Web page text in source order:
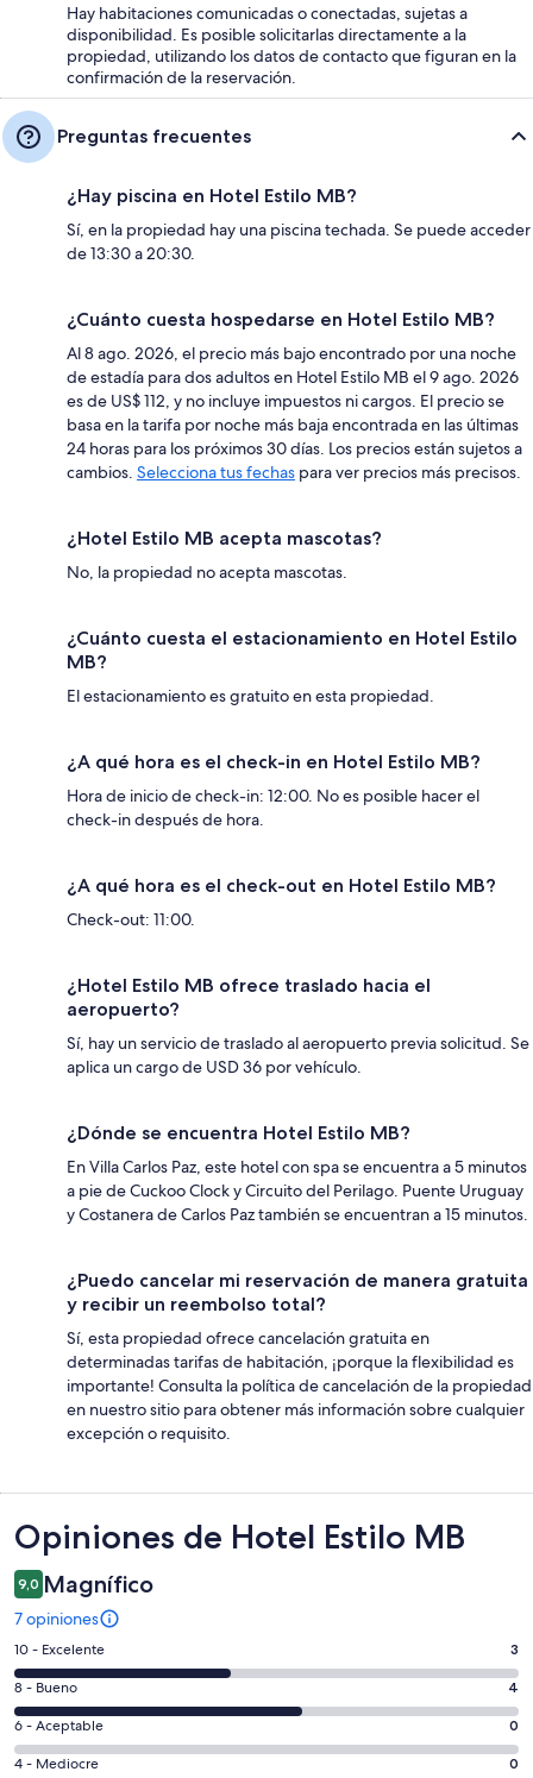
Hay habitaciones comunicadas o conectadas, sujetas a
disponibilidad. Es posible solicitarlas directamente a la
propiedad, utilizando los datos de contacto que figuran en la
confirmación de la reservación.
Preguntas frecuentes
¿Hay piscina en Hotel Estilo MB?
Sí, en la propiedad hay una piscina techada. Se puede acceder
de 13:30 a 20:30.
¿Cuánto cuesta hospedarse en Hotel Estilo MB?
Al 8 ago. 2026, el precio más bajo encontrado por una noche
de estadía para dos adultos en Hotel Estilo MB el 9 ago. 2026
es de US$ 112, y no incluye impuestos ni cargos. El precio se
basa en la tarifa por noche más baja encontrada en las últimas
24 horas para los próximos 30 días. Los precios están sujetos a
cambios. Selecciona tus fechas para ver precios más precisos.
¿Hotel Estilo MB acepta mascotas?
No, la propiedad no acepta mascotas.
¿Cuánto cuesta el estacionamiento en Hotel Estilo
MB?
El estacionamiento es gratuito en esta propiedad.
¿A qué hora es el check-in en Hotel Estilo MB?
Hora de inicio de check-in: 12:00. No es posible hacer el
check-in después de hora.
¿A qué hora es el check-out en Hotel Estilo MB?
Check-out: 11:00.
¿Hotel Estilo MB ofrece traslado hacia el
aeropuerto?
Sí, hay un servicio de traslado al aeropuerto previa solicitud. Se
aplica un cargo de USD 36 por vehículo.
¿Dónde se encuentra Hotel Estilo MB?
En Villa Carlos Paz, este hotel con spa se encuentra a 5 minutos
a pie de Cuckoo Clock y Circuito del Perilago. Puente Uruguay
y Costanera de Carlos Paz también se encuentran a 15 minutos.
¿Puedo cancelar mi reservación de manera gratuita
y recibir un reembolso total?
Sí, esta propiedad ofrece cancelación gratuita en
determinadas tarifas de habitación, ¡porque la flexibilidad es
importante! Consulta la política de cancelación de la propiedad
en nuestro sitio para obtener más información sobre cualquier
excepción o requisito.
Opiniones
Opiniones de Hotel Estilo MB
9,0 Magnífico
7 opiniones
Evaluación:
10
-
Excelente.
3
10 - Excelente 3
Evaluación:
8
-
Bueno.
8 - Bueno 4
Evaluación:
6
6 - Aceptable 0
Evaluación:
4 - Mediocre 0